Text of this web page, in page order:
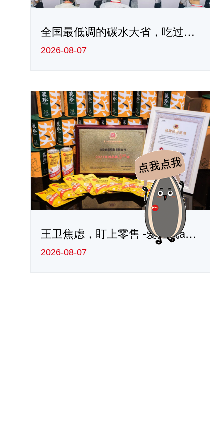
全国最低调的碳水大省，吃过一顿天塌了 -爱游戏app官方网站
2026-08-07
王卫焦虑，盯上零售 -爱游戏app官方网站
2026-08-07